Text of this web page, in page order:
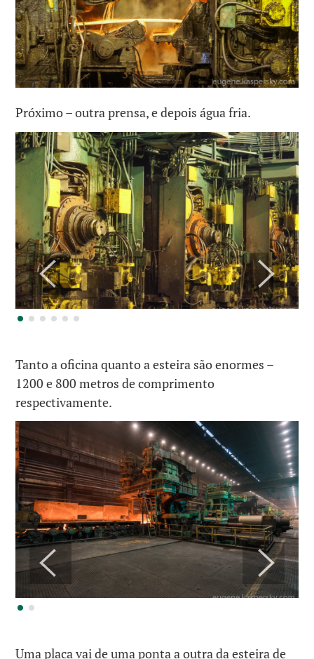
Próximo – outra prensa, e depois água fria.
Tanto a oficina quanto a esteira são enormes –
1200 e 800 metros de comprimento
respectivamente.
Uma placa vai de uma ponta a outra da esteira de